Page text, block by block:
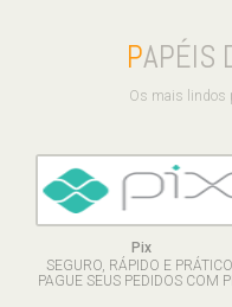
PAPÉIS
Os mais lindos
Pix
SEGURO, RÁPIDO E
PAGUE SEUS PEDIDOS COM